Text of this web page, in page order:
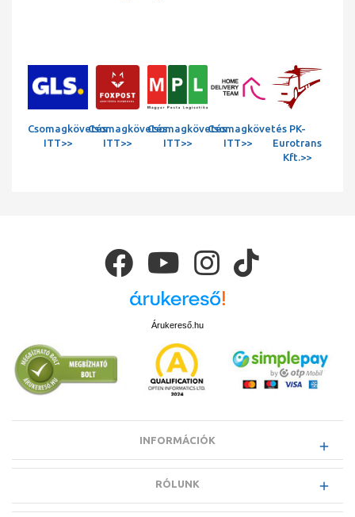
Csomagkövetés
ITT>>
Csomagkövetés
ITT>>
Csomagkövetés
ITT>>
Csomagkövetés
ITT>>
PK-
Eurotrans
Kft.>>
Árukereső.hu
INFORMÁCIÓK
RÓLUNK